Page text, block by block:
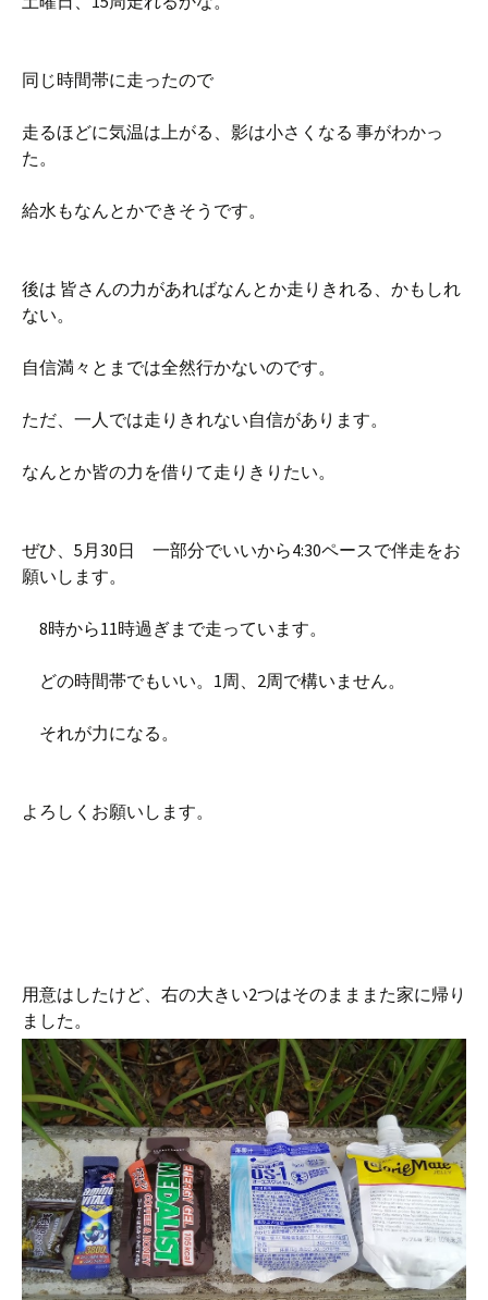
同じ時間帯に走ったので
走るほどに気温は上がる、影は小さくなる 事がわかっ
た。
給水もなんとかできそうです。
後は 皆さんの力があればなんとか走りきれる、かもしれ
ない。
自信満々とまでは全然行かないのです。
ただ、一人では走りきれない自信があります。
なんとか皆の力を借りて走りきりたい。
ぜひ、5月30日 一部分でいいから4:30ペースで伴走をお
願いします。
8時から11時過ぎまで走っています。
どの時間帯でもいい。1周、2周で構いません。
それが力になる。
よろしくお願いします。
用意はしたけど、右の大きい2つはそのまままた家に帰り
ました。